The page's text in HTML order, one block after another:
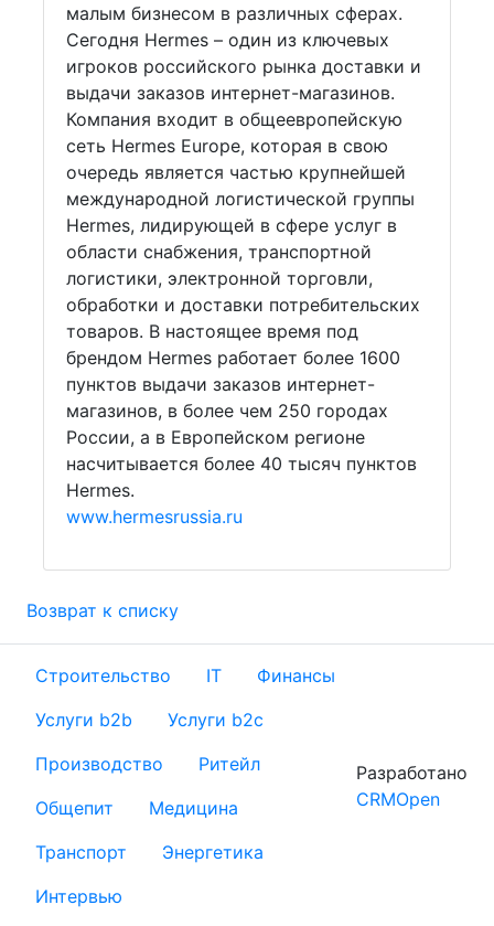
малым бизнесом в различных сферах.
Сегодня Hermes – один из ключевых
игроков российского рынка доставки и
выдачи заказов интернет-магазинов.
Компания входит в общеевропейскую
сеть Hermes Europe, которая в свою
очередь является частью крупнейшей
международной логистической группы
Hermes, лидирующей в сфере услуг в
области снабжения, транспортной
логистики, электронной торговли,
обработки и доставки потребительских
товаров. В настоящее время под
брендом Hermes работает более 1600
пунктов выдачи заказов интернет-
магазинов, в более чем 250 городах
России, а в Европейском регионе
насчитывается более 40 тысяч пунктов
Hermes.
www.hermesrussia.ru
Возврат к списку
Строительство IT
Финансы
Услуги b2b
Услуги b2c
Производство
Ритейл
Общепит
Медицина
Транспорт
Энергетика
Интервью
Разработано
CRMOpen